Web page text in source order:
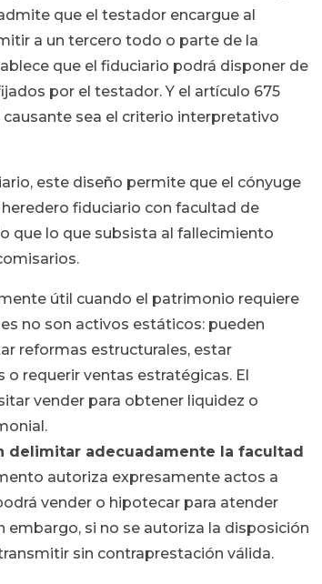
que el testador encargue al
a un tercero todo o parte de la
que el fiduciario podrá disponer de
por el testador. Y el artículo 675
sea el criterio interpretativo
este diseño permite que el cónyuge
fiduciario con facultad de
que lo que subsista al fallecimiento
útil cuando el patrimonio requiere
no son activos estáticos: pueden
reformas estructurales, estar
requerir ventas estratégicas. El
vender para obtener liquidez o
delimitar adecuadamente la facultad
autoriza expresamente actos a
vender o hipotecar para atender
embargo, si no se autoriza la disposición
sin contraprestación válida.